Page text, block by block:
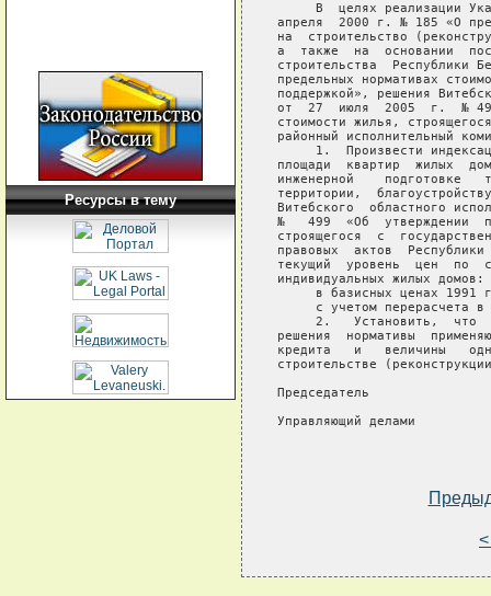
Ресурсы в тему
В  целях реализации
апреля  2000 г. № 185 «О
на  строительство
а  также  на  основании
строительства
предельных нормативах
поддержкой», решения
от  27  июля  2005  г.  № 499
стоимости жилья,
районный исполнительный
1.  Произвести
площади  квартир  жилых
инженерной    подготовке
территории,
Витебского  областного
№   499  «Об  утверждении
строящегося  с
правовых  актов
текущий  уровень  цен  по
индивидуальных жилых домов:
в базисных ценах 1991
с учетом перерасчета
2.   Установить,  что
решения  нормативы
кредита   и   величины
строительстве
Председатель
Управляющий делами